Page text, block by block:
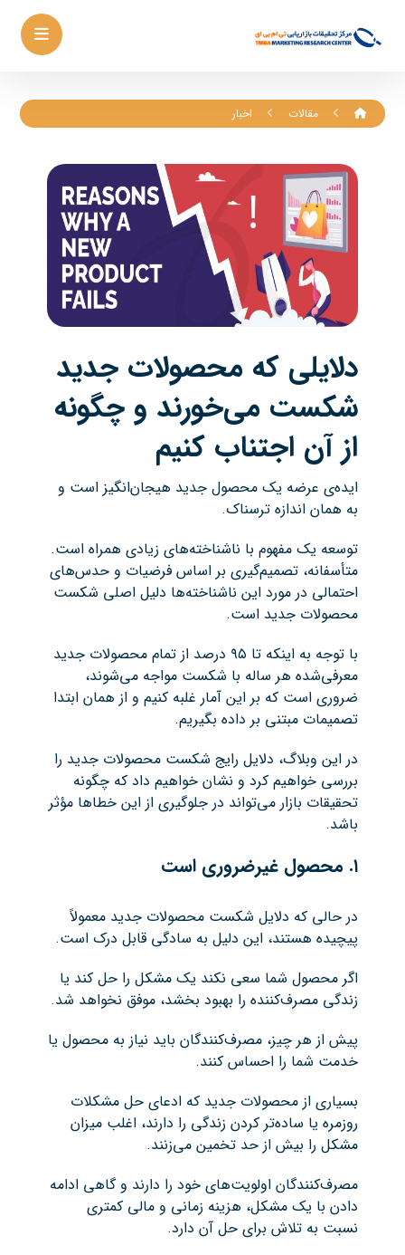
مقالات اخبار
دلایلی که محصولات جدید
شکست می‌خورند و چگونه
از آن اجتناب کنیم
ایده‌ی عرضه یک محصول جدید هیجان‌انگیز است و
به همان اندازه ترسناک.
توسعه یک مفهوم با ناشناخته‌های زیادی همراه است.
متأسفانه، تصمیم‌گیری بر اساس فرضیات و حدس‌های
احتمالی در مورد این ناشناخته‌ها دلیل اصلی شکست
محصولات جدید است.
با توجه به اینکه تا ۹۵ درصد از تمام محصولات جدید
معرفی‌شده هر ساله با شکست مواجه می‌شوند،
ضروری است که بر این آمار غلبه کنیم و از همان ابتدا
تصمیمات مبتنی بر داده بگیریم.
در این وبلاگ، دلایل رایج شکست محصولات جدید را
بررسی خواهیم کرد و نشان خواهیم داد که چگونه
تحقیقات بازار می‌تواند در جلوگیری از این خطاها مؤثر
باشد.
۱. محصول غیرضروری است
در حالی که دلایل شکست محصولات جدید معمولاً
پیچیده هستند، این دلیل به سادگی قابل درک است.
اگر محصول شما سعی نکند یک مشکل را حل کند یا
زندگی مصرف‌کننده را بهبود بخشد، موفق نخواهد شد.
پیش از هر چیز، مصرف‌کنندگان باید نیاز به محصول یا
خدمت شما را احساس کنند.
بسیاری از محصولات جدید که ادعای حل مشکلات
روزمره یا ساده‌تر کردن زندگی را دارند، اغلب میزان
مشکل را بیش از حد تخمین می‌زنند.
مصرف‌کنندگان اولویت‌های خود را دارند و گاهی ادامه
دادن با یک مشکل، هزینه زمانی و مالی کمتری
نسبت به تلاش برای حل آن دارد.